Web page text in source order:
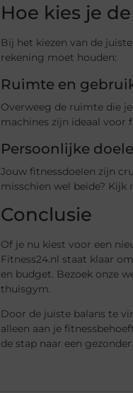
Hoe kies je
Bij het kiezen van de
rekening moet houden:
Ruimte en
Overweeg de ruimte die
machines zijn ideaal
Persoonlijke
Jouw fitnessdoelen zijn
misschien wel beide? Kijk
Conclusie
Of je nu kiest voor een
Fitness24.nl staat klaar
en budget. Bezoek onze
thuisgym.
Door de juiste balans te
alleen aan je
de stap naar een